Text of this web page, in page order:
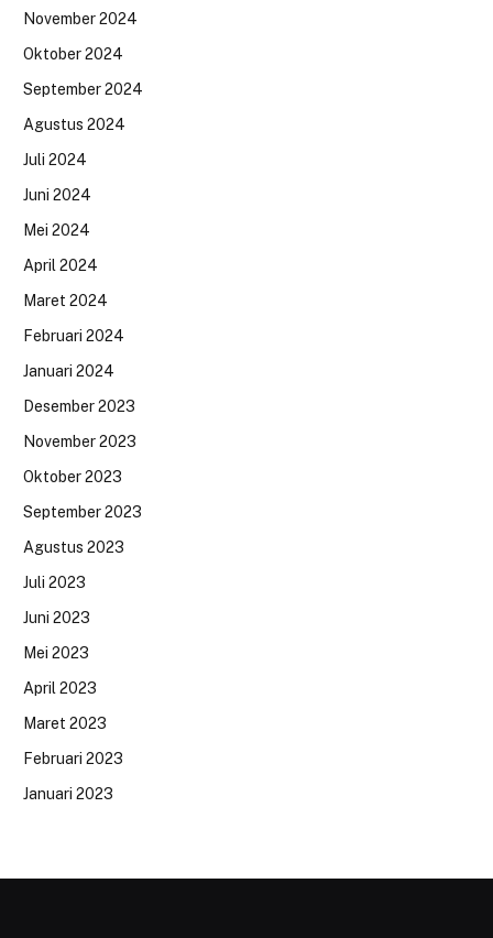
November 2024
Oktober 2024
September 2024
Agustus 2024
Juli 2024
Juni 2024
Mei 2024
April 2024
Maret 2024
Februari 2024
Januari 2024
Desember 2023
November 2023
Oktober 2023
September 2023
Agustus 2023
Juli 2023
Juni 2023
Mei 2023
April 2023
Maret 2023
Februari 2023
Januari 2023